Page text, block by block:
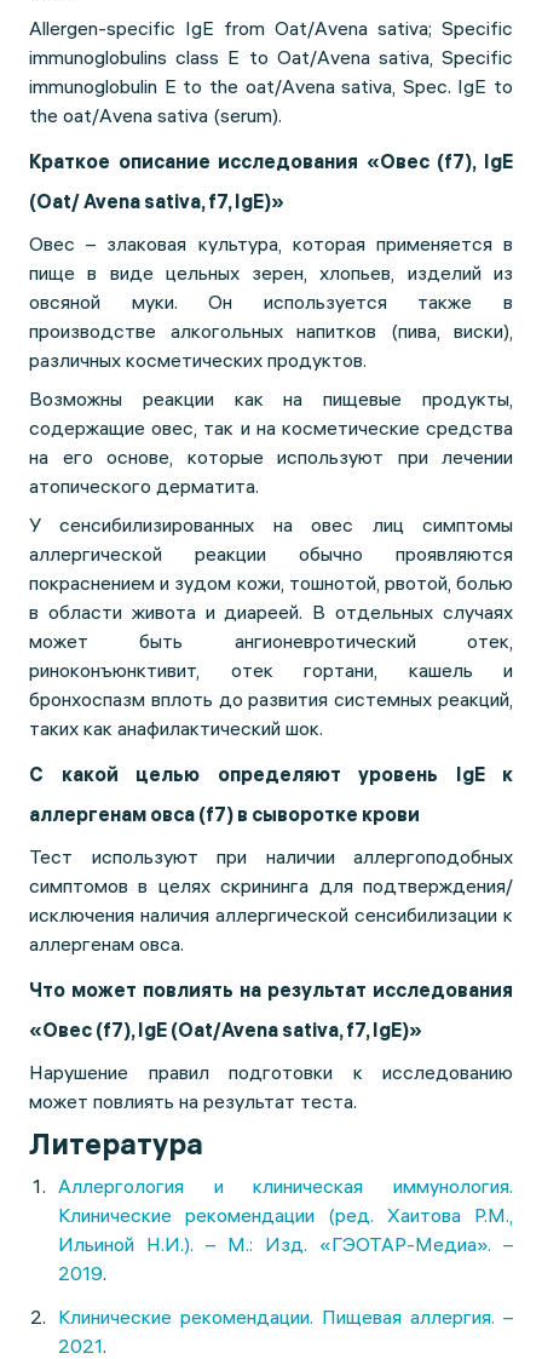
Allergen-specific IgE from Oat/Avena sativa; Specific
immunoglobulins class E to Oat/Avena sativa, Specific
immunoglobulin E to the oat/Avena sativa, Spec. IgE to
the oat/Avena sativa (serum).
Краткое описание исследования «Овес (f7), IgE
(Oat/ Avena sativa, f7, IgE)»
Овес – злаковая культура, которая применяется в
пище в виде цельных зерен, хлопьев, изделий из
овсяной муки. Он используется также в
производстве алкогольных напитков (пива, виски),
различных косметических продуктов.
Возможны реакции как на пищевые продукты,
содержащие овес, так и на косметические средства
на его основе, которые используют при лечении
атопического дерматита.
У сенсибилизированных на овес лиц симптомы
аллергической реакции обычно проявляются
покраснением и зудом кожи, тошнотой, рвотой, болью
в области живота и диареей. В отдельных случаях
может быть ангионевротический отек,
риноконъюнктивит, отек гортани, кашель и
бронхоспазм вплоть до развития системных реакций,
таких как анафилактический шок.
С какой целью определяют уровень IgE к
аллергенам овса (f7) в сыворотке крови
Тест используют при наличии аллергоподобных
симптомов в целях скрининга для подтверждения/
исключения наличия аллергической сенсибилизации к
аллергенам овса.
Что может повлиять на результат исследования
«Овес (f7), IgE (Oat/Avena sativa, f7, IgE)»
Нарушение правил подготовки к исследованию
может повлиять на результат теста.
Литература
Аллергология и клиническая иммунология.
Клинические рекомендации (ред. Хаитова Р.М.,
Ильиной Н.И.). – М.: Изд. «ГЭОТАР-Медиа». –
2019.
Клинические рекомендации. Пищевая аллергия. –
2021.